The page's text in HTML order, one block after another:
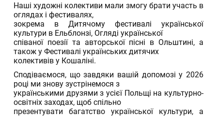
Наші художні колективи мали змогу брати участь в
оглядах і фестивалях,
зокрема в Дитячому фестивалі української
культури в Ельблонзі, Огляді української
співаної поезії та авторської пісні в Ольштині, а
також у Фестивалі українських дитячих
колективів у Кошаліні.
Сподіваємося, що завдяки вашій допомозі у 2026
році ми знову зустрінемося з
українськими друзями з усієї Польщі на культурно-
освітніх заходах, щоб спільно
презентувати багатство української культури, а